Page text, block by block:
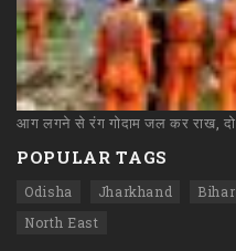
आग लगने से रंग गोदाम जल कर राख, दो
POPULAR TAGS
Odisha Jharkhand Bihar
North East